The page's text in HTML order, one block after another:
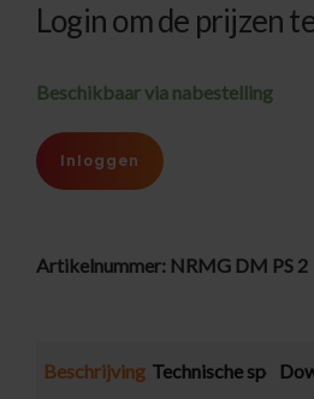
Login om de prijzen
Beschikbaar via nabestelling
Inloggen
Artikelnummer: NRMG DM PS 2
Beschrijving Technische